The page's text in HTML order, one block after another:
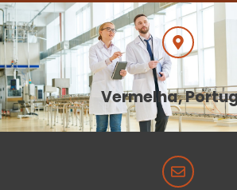
Vermelha,